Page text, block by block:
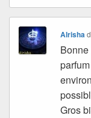
Alrisha
Gros